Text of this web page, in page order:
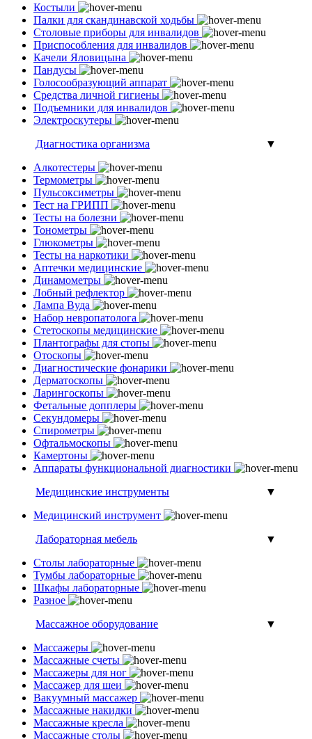
Костыли
Палки для скандинавской ходьбы
Столовые приборы для инвалидов
Приспособления для инвалидов
Качели Яловицына
Пандусы
Голосообразующий аппарат
Средства личной гигиены
Подъемники для инвалидов
Электроскутеры
Диагностика организма
▼
Алкотестеры
Термометры
Пульсоксиметры
Тест на ГРИПП
Тесты на болезни
Тонометры
Глюкометры
Тесты на наркотики
Аптечки медицинские
Динамометры
Лобный рефлектор
Лампа Вуда
Набор невропатолога
Стетоскопы медицинские
Плантографы для стопы
Отоскопы
Диагностические фонарики
Дерматоскопы
Ларингоскопы
Фетальные допплеры
Секундомеры
Спирометры
Офтальмоскопы
Камертоны
Аппараты функциональной диагностики
Медицинские инструменты
▼
Медицинский инструмент
Лабораторная мебель
▼
Столы лабораторные
Тумбы лабораторные
Шкафы лабораторные
Разное
Массажное оборудование
▼
Массажеры
Массажные счеты
Массажеры для ног
Массажер для шеи
Вакуумный массажер
Массажные накидки
Массажные кресла
Массажные столы